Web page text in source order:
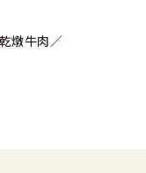
燉牛肉／
薄脆餅／椰棗優格甜